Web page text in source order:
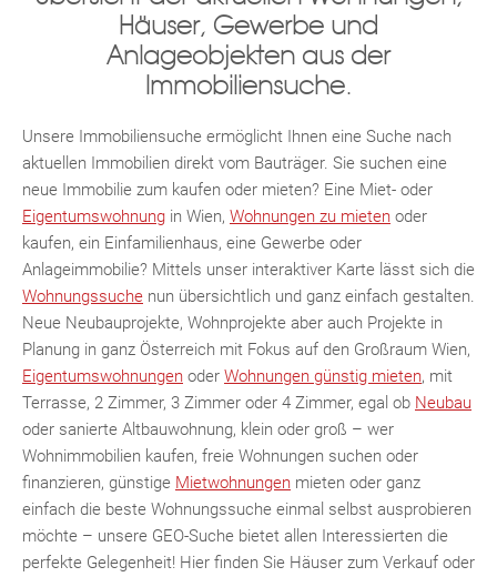
TE
KLIS
MER
Häuser, Gewerbe und
Anlageobjekten aus der
Immobiliensuche.
Unsere Immobiliensuche ermöglicht Ihnen eine Suche nach
aktuellen Immobilien direkt vom Bauträger. Sie suchen eine
neue Immobilie zum kaufen oder mieten? Eine Miet- oder
Eigentumswohnung in Wien, Wohnungen zu mieten oder
kaufen, ein Einfamilienhaus, eine Gewerbe oder
Anlageimmobilie? Mittels unser interaktiver Karte lässt sich die
Wohnungssuche nun übersichtlich und ganz einfach gestalten.
Neue Neubauprojekte, Wohnprojekte aber auch Projekte in
Planung in ganz Österreich mit Fokus auf den Großraum Wien,
Eigentumswohnungen oder Wohnungen günstig mieten, mit
Terrasse, 2 Zimmer, 3 Zimmer oder 4 Zimmer, egal ob Neubau
oder sanierte Altbauwohnung, klein oder groß – wer
Wohnimmobilien kaufen, freie Wohnungen suchen oder
finanzieren, günstige Mietwohnungen mieten oder ganz
einfach die beste Wohnungssuche einmal selbst ausprobieren
möchte – unsere GEO-Suche bietet allen Interessierten die
perfekte Gelegenheit! Hier finden Sie Häuser zum Verkauf oder